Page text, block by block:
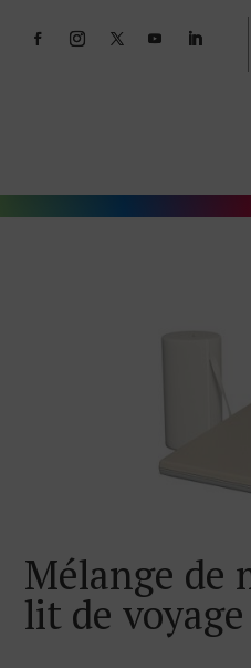
Mélange de
lit de voyage